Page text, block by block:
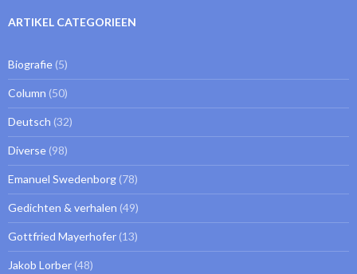
ARTIKEL CATEGORIEEN
Biografie (5)
Column (50)
Deutsch (32)
Diverse (98)
Emanuel Swedenborg (78)
Gedichten & verhalen (49)
Gottfried Mayerhofer (13)
Jakob Lorber (48)